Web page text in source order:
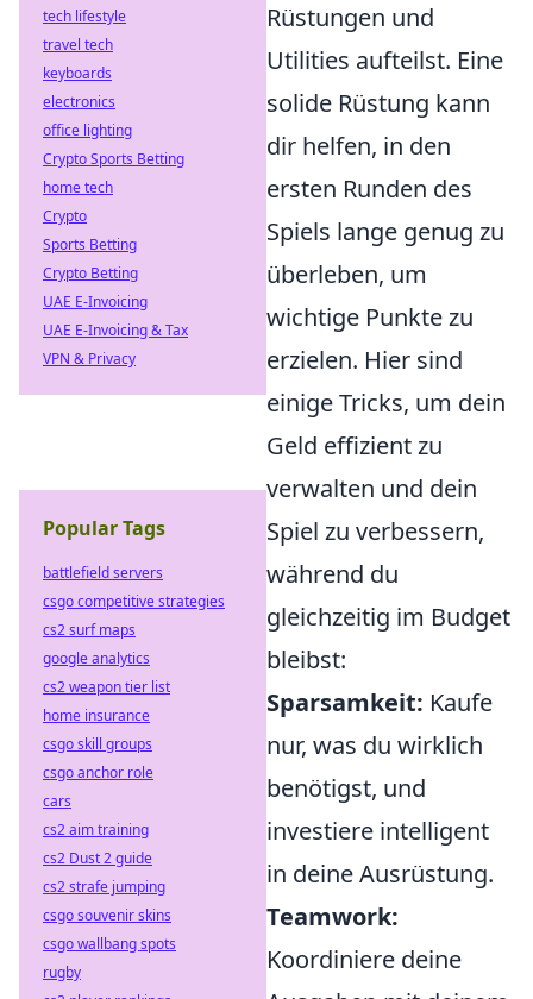
Rüstungen und
Utilities aufteilst. Eine
solide Rüstung kann
dir helfen, in den
ersten Runden des
Spiels lange genug zu
überleben, um
wichtige Punkte zu
erzielen. Hier sind
einige Tricks, um dein
Geld effizient zu
verwalten und dein
Spiel zu verbessern,
während du
gleichzeitig im Budget
bleibst:
Sparsamkeit: Kaufe
nur, was du wirklich
benötigst, und
investiere intelligent
in deine Ausrüstung.
Teamwork:
Koordiniere deine
tech lifestyle
travel tech
keyboards
electronics
office lighting
Crypto Sports Betting
home tech
Crypto
Sports Betting
Crypto Betting
UAE E-Invoicing
UAE E-Invoicing & Tax
VPN & Privacy
Popular Tags
battlefield servers
csgo competitive strategies
cs2 surf maps
google analytics
cs2 weapon tier list
home insurance
csgo skill groups
csgo anchor role
cars
cs2 aim training
cs2 Dust 2 guide
cs2 strafe jumping
csgo souvenir skins
csgo wallbang spots
rugby